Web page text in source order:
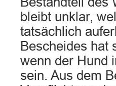
bleibt unklar,
tatsächlich
Bescheides hat
wenn der Hund
sein. Aus dem